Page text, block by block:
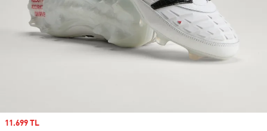
Sale price
11.699 TL